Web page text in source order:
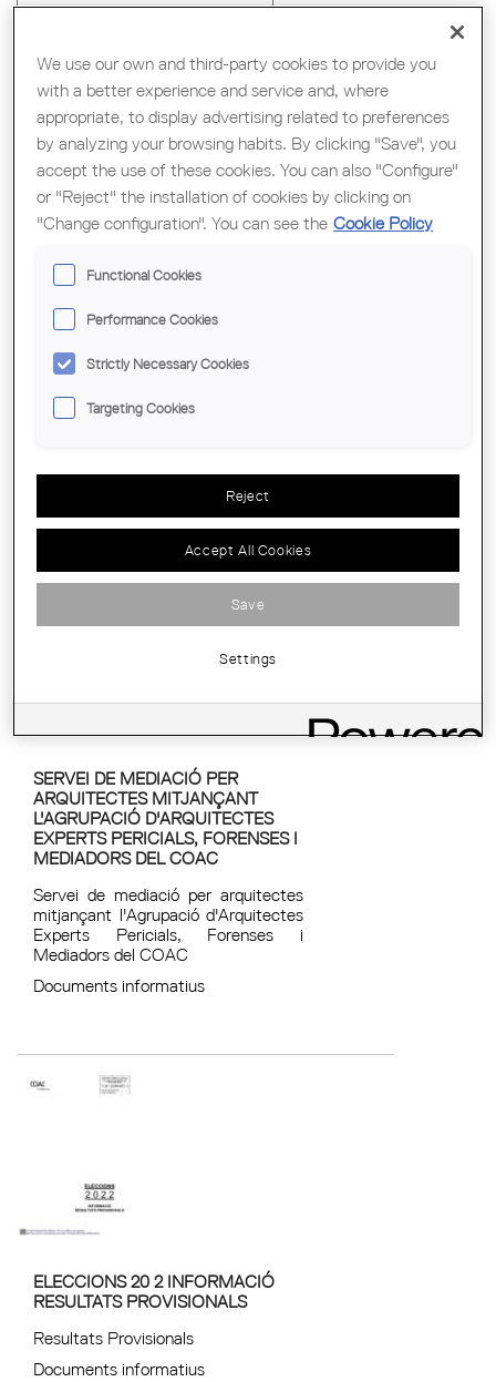
Tipus de document
Departaments
RESOLUCIÓ TES/1565/2020
de l'Habitatge de Catalunya.
Textos legals
SERVEI DE MEDIACIÓ PER
ARQUITECTES MITJANÇANT
L'AGRUPACIÓ D'ARQUITECTES
EXPERTS PERICIALS, FORENSES I
MEDIADORS DEL COAC
Servei de mediació per arquitectes
mitjançant l'Agrupació d'Arquitectes
Experts Pericials, Forenses i
Mediadors del COAC
Documents informatius
ELECCIONS 20 2 INFORMACIÓ
RESULTATS PROVISIONALS
Resultats Provisionals
Documents informatius
We use our own and third-party cookies to provide you
with a better experience and service and, where
appropriate, to display advertising related to preferences
by analyzing your browsing habits. By clicking "Save", you
accept the use of these cookies. You can also "Configure"
or "Reject" the installation of cookies by clicking on
"Change configuration". You can see the Cookie Policy
Functional Cookies
Performance Cookies
Strictly Necessary Cookies
Targeting Cookies
Reject
Accept All Cookies
Save
Settings